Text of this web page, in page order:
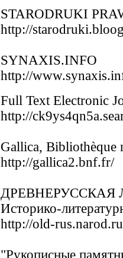
STARODRUKI
http://
SYNAXIS.INFO
http://
Full Text Electronic
http://
Gallica, Bibliothèque
http://gallica2.bnf.fr/
ДРЕВНЕРУССКАЯ
Историко-
http://old-
"Рукописные